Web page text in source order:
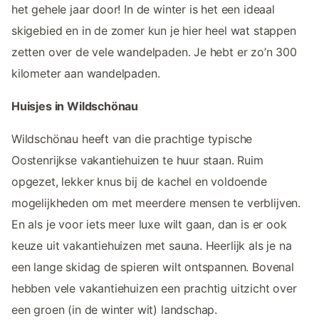
het gehele jaar door! In de winter is het een ideaal
skigebied en in de zomer kun je hier heel wat stappen
zetten over de vele wandelpaden. Je hebt er zo’n 300
kilometer aan wandelpaden.
Huisjes in Wildschönau
Wildschönau heeft van die prachtige typische
Oostenrijkse vakantiehuizen te huur staan. Ruim
opgezet, lekker knus bij de kachel en voldoende
mogelijkheden om met meerdere mensen te verblijven.
En als je voor iets meer luxe wilt gaan, dan is er ook
keuze uit vakantiehuizen met sauna. Heerlijk als je na
een lange skidag de spieren wilt ontspannen. Bovenal
hebben vele vakantiehuizen een prachtig uitzicht over
een groen (in de winter wit) landschap.